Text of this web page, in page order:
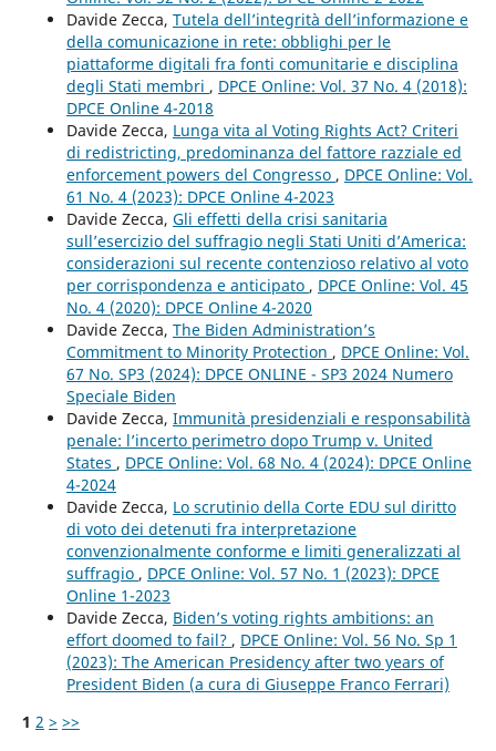
Davide Zecca, Tutela dell’integrità dell’informazione e
della comunicazione in rete: obblighi per le
piattaforme digitali fra fonti comunitarie e disciplina
degli Stati membri , DPCE Online: Vol. 37 No. 4 (2018):
DPCE Online 4-2018
Davide Zecca, Lunga vita al Voting Rights Act? Criteri
di redistricting, predominanza del fattore razziale ed
enforcement powers del Congresso , DPCE Online: Vol.
61 No. 4 (2023): DPCE Online 4-2023
Davide Zecca, Gli effetti della crisi sanitaria
sull’esercizio del suffragio negli Stati Uniti d’America:
considerazioni sul recente contenzioso relativo al voto
per corrispondenza e anticipato , DPCE Online: Vol. 45
No. 4 (2020): DPCE Online 4-2020
Davide Zecca, The Biden Administration’s
Commitment to Minority Protection , DPCE Online: Vol.
67 No. SP3 (2024): DPCE ONLINE - SP3 2024 Numero
Speciale Biden
Davide Zecca, Immunità presidenziali e responsabilità
penale: l’incerto perimetro dopo Trump v. United
States , DPCE Online: Vol. 68 No. 4 (2024): DPCE Online
4-2024
Davide Zecca, Lo scrutinio della Corte EDU sul diritto
di voto dei detenuti fra interpretazione
convenzionalmente conforme e limiti generalizzati al
suffragio , DPCE Online: Vol. 57 No. 1 (2023): DPCE
Online 1-2023
Davide Zecca, Biden’s voting rights ambitions: an
effort doomed to fail? , DPCE Online: Vol. 56 No. Sp 1
(2023): The American Presidency after two years of
President Biden (a cura di Giuseppe Franco Ferrari)
1 2 > >>